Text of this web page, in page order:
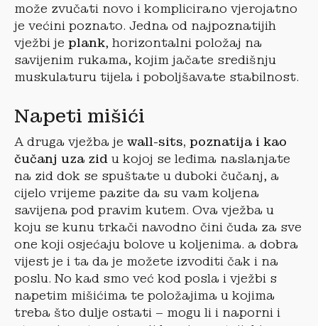
može zvučati novo i komplicirano vjerojatno
je većini poznato. Jedna od najpoznatijih
vježbi je plank, horizontalni položaj na
savijenim rukama, kojim jačate središnju
muskulaturu tijela i poboljšavate stabilnost.
Napeti mišići
A druga vježba je wall-sits, poznatija i kao
čučanj uza zid u kojoj se leđima naslanjate
na zid dok se spuštate u duboki čučanj, a
cijelo vrijeme pazite da su vam koljena
savijena pod pravim kutem. Ova vježba u
koju se kunu trkači navodno čini čuda za sve
one koji osjećaju bolove u koljenima. a dobra
vijest je i ta da je možete izvoditi čak i na
poslu. No kad smo već kod posla i vježbi s
napetim mišićima te položajima u kojima
treba što dulje ostati – mogu li i naporni i